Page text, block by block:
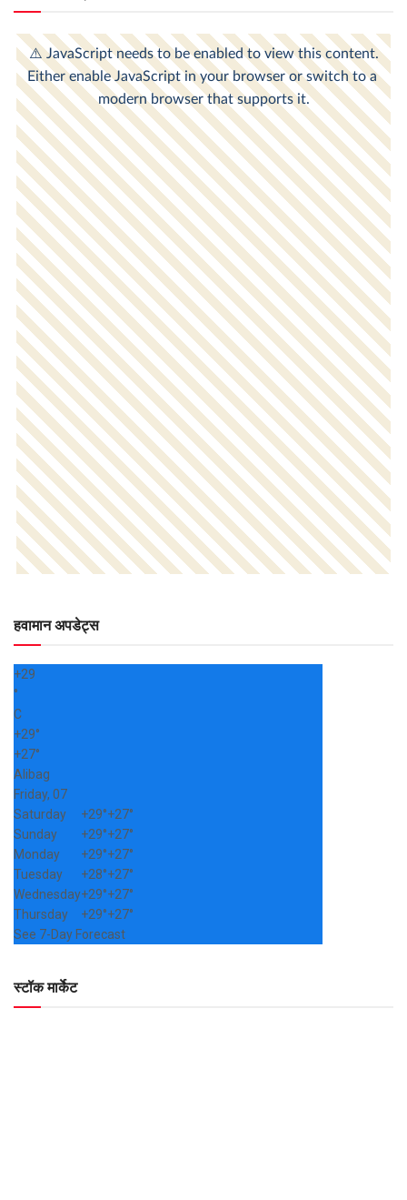
हवामान अपडेट्स
+29
°
C
+29°
+27°
Alibag
Friday, 07
Saturday
+29°+27°
Sunday
+29°+27°
Monday
+29°+27°
Tuesday
+28°+27°
Wednesday+29°+27°
Thursday
+29°+27°
See 7-Day Forecast
स्टॉक मार्केट